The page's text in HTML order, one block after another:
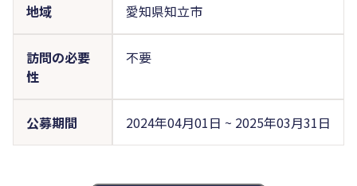
地域 愛知県知立市
訪問の必要
性
不要
公募期間 2024年04月01日 ~ 2025年03月31日